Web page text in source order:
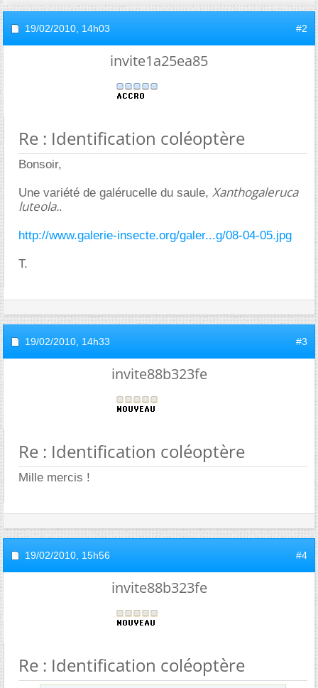
19/02/2010, 14h03 #2
invite1a25ea85
Re : Identification coléoptère
Bonsoir,
Une variété de galérucelle du saule, Xanthogaleruca
luteola..
http://www.galerie-insecte.org/galer...g/08-04-05.jpg
T.
19/02/2010, 14h33 #3
invite88b323fe
Re : Identification coléoptère
Mille mercis !
19/02/2010, 15h56 #4
invite88b323fe
Re : Identification coléoptère